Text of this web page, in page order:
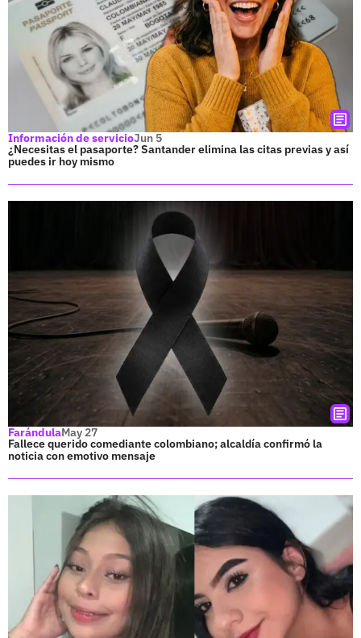
Información de servicioJun 5
¿Necesitas el pasaporte? Santander elimina las citas previas y así
puedes ir hoy mismo
FarándulaMay 27
Fallece querido comediante colombiano; alcaldía confirmó la
noticia con emotivo mensaje